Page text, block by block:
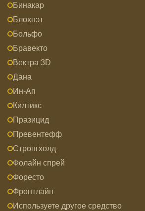
Бинакар
Блохнэт
Больфо
Бравекто
Вектра 3D
Дана
Ин-Ап
Килтикс
Празицид
Превентефф
Стронгхолд
Фолайн спрей
Форесто
Фронтлайн
Используете другое средство